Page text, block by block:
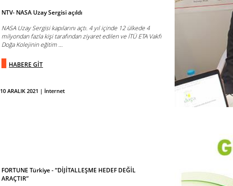
10 ARALIK 2021 | İnternet
NTV- NASA Uzay Sergisi açıldı
NASA Uzay Sergisi kapılarını açtı. 4 yıl içinde 12 ülkede 4
milyondan fazla kişi tarafından ziyaret edilen ve İTÜ ETA Vakfı
Doğa Kolejinin eğitim ...
HABERE GİT
FORTUNE Türkiye - “DİJİTALLEŞME HEDEF DEĞİL
ARAÇTIR”